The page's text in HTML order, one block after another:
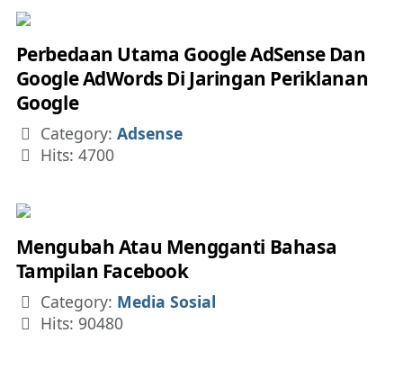
Perbedaan Utama Google AdSense Dan
Google AdWords Di Jaringan Periklanan
Google
Details
Category: Adsense
Hits: 4700
Mengubah Atau Mengganti Bahasa
Tampilan Facebook
Details
Category: Media Sosial
Hits: 90480